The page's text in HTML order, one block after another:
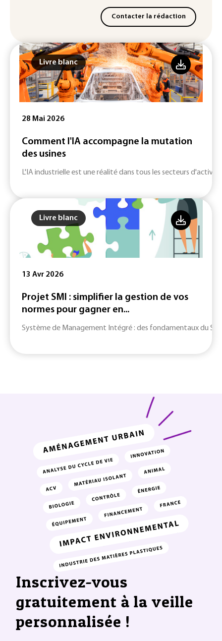
Contacter la rédaction
Livre blanc
28 Mai 2026
Comment l'IA accompagne la mutation
des usines
L'IA industrielle est une réalité dans tous les secteurs
Livre blanc
13 Avr 2026
Projet SMI : simplifier la gestion de vos
normes pour gagner en...
Système de Management Intégré : des fondamentaux du
Inscrivez-vous
gratuitement à la veille
personnalisée !